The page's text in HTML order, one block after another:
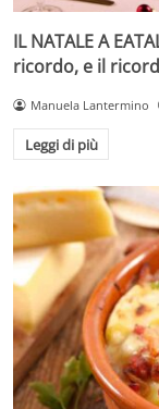
IL NATALE A
ricordo, e il
Manuela Lantermino
Leggi di più